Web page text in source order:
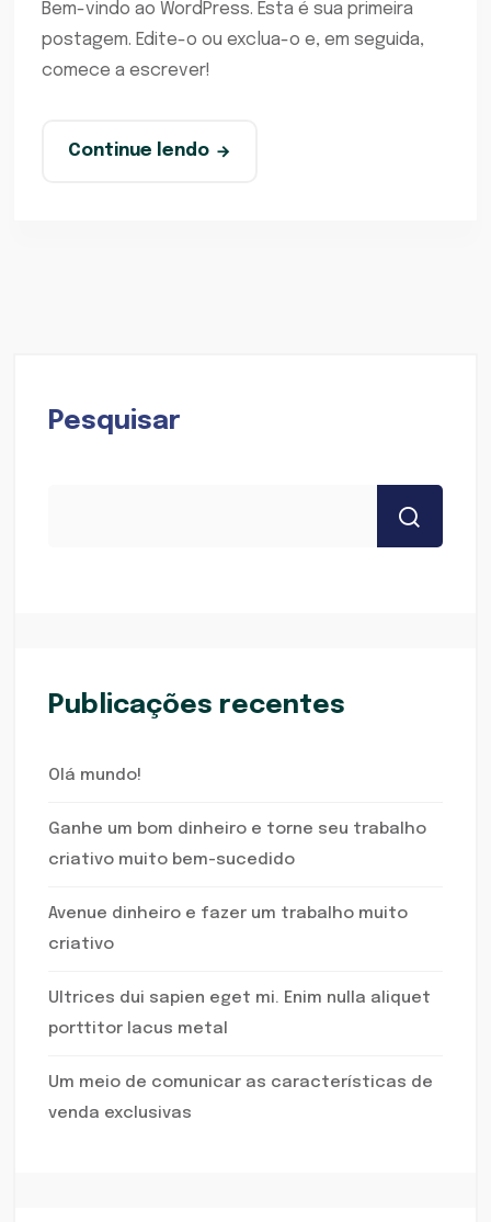
Bem-vindo ao WordPress. Esta é sua primeira
postagem. Edite-o ou exclua-o e, em seguida,
comece a escrever!
Continue lendo
Pesquisar
Publicações recentes
Olá mundo!
Ganhe um bom dinheiro e torne seu trabalho
criativo muito bem-sucedido
Avenue dinheiro e fazer um trabalho muito
criativo
Ultrices dui sapien eget mi. Enim nulla aliquet
porttitor lacus metal
Um meio de comunicar as características de
venda exclusivas